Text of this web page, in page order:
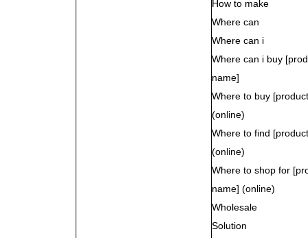
How to make
Where can
Where can i
Where can i buy
name]
Where to buy
(online)
Where to find
(online)
Where to shop for
name] (online)
Wholesale
Solution